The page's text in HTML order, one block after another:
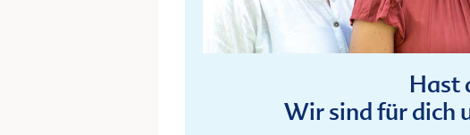
Hast
Wir sind für dich